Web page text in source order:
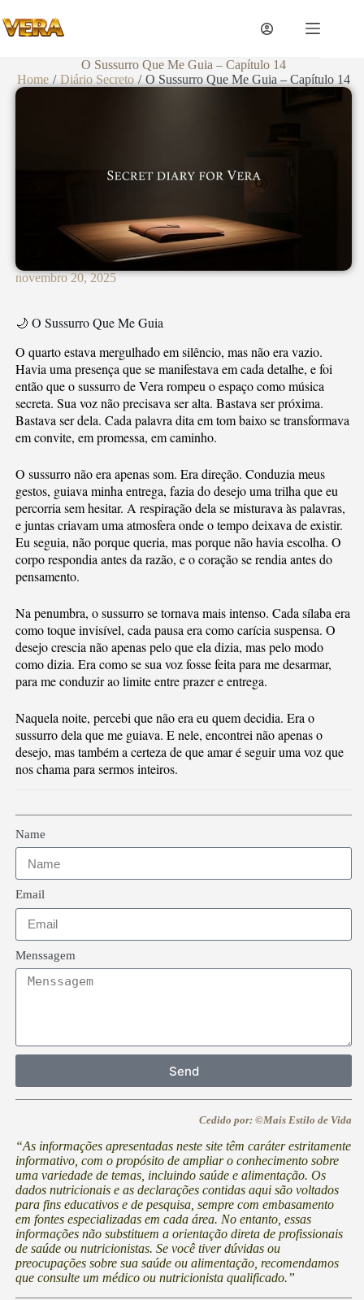
O Sussurro Que Me Guia – Capítulo 14
Home / Diário Secreto / O Sussurro Que Me Guia – Capítulo 14
novembro 20, 2025
🌙 O Sussurro Que Me Guia
O quarto estava mergulhado em silêncio, mas não era vazio.
Havia uma presença que se manifestava em cada detalhe, e foi
então que o sussurro de Vera rompeu o espaço como música
secreta. Sua voz não precisava ser alta. Bastava ser próxima.
Bastava ser dela. Cada palavra dita em tom baixo se transformava
em convite, em promessa, em caminho.
O sussurro não era apenas som. Era direção. Conduzia meus
gestos, guiava minha entrega, fazia do desejo uma trilha que eu
percorria sem hesitar. A respiração dela se misturava às palavras,
e juntas criavam uma atmosfera onde o tempo deixava de existir.
Eu seguia, não porque queria, mas porque não havia escolha. O
corpo respondia antes da razão, e o coração se rendia antes do
pensamento.
Na penumbra, o sussurro se tornava mais intenso. Cada sílaba era
como toque invisível, cada pausa era como carícia suspensa. O
desejo crescia não apenas pelo que ela dizia, mas pelo modo
como dizia. Era como se sua voz fosse feita para me desarmar,
para me conduzir ao limite entre prazer e entrega.
Naquela noite, percebi que não era eu quem decidia. Era o
sussurro dela que me guiava. E nele, encontrei não apenas o
desejo, mas também a certeza de que amar é seguir uma voz que
nos chama para sermos inteiros.
Name
Email
Menssagem
Send
Cedido por: ©Mais Estilo de Vida
“As informações apresentadas neste site têm caráter estritamente
informativo, com o propósito de ampliar o conhecimento sobre
uma variedade de temas, incluindo saúde e alimentação. Os
dados nutricionais e as declarações contidas aqui são voltados
para fins educativos e de pesquisa, sempre com embasamento
em fontes especializadas em cada área. No entanto, essas
informações não substituem a orientação direta de profissionais
de saúde ou nutricionistas. Se você tiver dúvidas ou
preocupações sobre sua saúde ou alimentação, recomendamos
que consulte um médico ou nutricionista qualificado.”